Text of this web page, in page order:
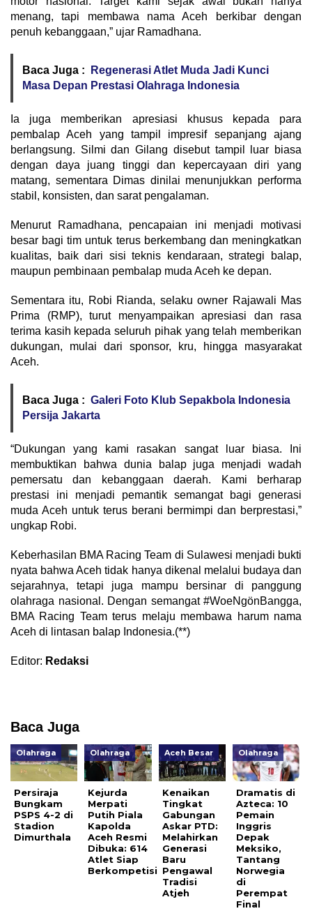
menang, tapi membawa nama Aceh berkibar dengan
penuh kebanggaan,” ujar Ramadhana.
Baca Juga :
Regenerasi Atlet Muda Jadi Kunci
Masa Depan Prestasi Olahraga Indonesia
Ia juga memberikan apresiasi khusus kepada para
pembalap Aceh yang tampil impresif sepanjang ajang
berlangsung. Silmi dan Gilang disebut tampil luar biasa
dengan daya juang tinggi dan kepercayaan diri yang
matang, sementara Dimas dinilai menunjukkan performa
stabil, konsisten, dan sarat pengalaman.
Menurut Ramadhana, pencapaian ini menjadi motivasi
besar bagi tim untuk terus berkembang dan meningkatkan
kualitas, baik dari sisi teknis kendaraan, strategi balap,
maupun pembinaan pembalap muda Aceh ke depan.
Sementara itu, Robi Rianda, selaku owner Rajawali Mas
Prima (RMP), turut menyampaikan apresiasi dan rasa
terima kasih kepada seluruh pihak yang telah memberikan
dukungan, mulai dari sponsor, kru, hingga masyarakat
Aceh.
Baca Juga : Galeri Foto Klub Sepakbola Indonesia
Persija Jakarta
“Dukungan yang kami rasakan sangat luar biasa. Ini
membuktikan bahwa dunia balap juga menjadi wadah
pemersatu dan kebanggaan daerah. Kami berharap
prestasi ini menjadi pemantik semangat bagi generasi
muda Aceh untuk terus berani bermimpi dan berprestasi,”
ungkap Robi.
Keberhasilan BMA Racing Team di Sulawesi menjadi bukti
nyata bahwa Aceh tidak hanya dikenal melalui budaya dan
sejarahnya, tetapi juga mampu bersinar di panggung
olahraga nasional. Dengan semangat #WoeNgönBangga,
BMA Racing Team terus melaju membawa harum nama
Aceh di lintasan balap Indonesia.(**)
Editor: Redaksi
Baca Juga
Olahraga
Persiraja
Bungkam
PSPS 4-2 di
Stadion
Dimurthala
Olahraga
Kejurda
Merpati
Putih Piala
Kapolda
Aceh Resmi
Dibuka: 614
Atlet Siap
Berkompetisi
Aceh Besar
Kenaikan
Tingkat
Gabungan
Askar PTD:
Melahirkan
Generasi
Baru
Pengawal
Tradisi
Atjeh
Olahraga
Dramatis di
Azteca: 10
Pemain
Inggris
Depak
Meksiko,
Tantang
Norwegia
di
Perempat
Final